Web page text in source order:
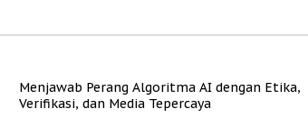
Menjawab Perang Algoritma AI dengan Etika,
Verifikasi, dan Media Tepercaya